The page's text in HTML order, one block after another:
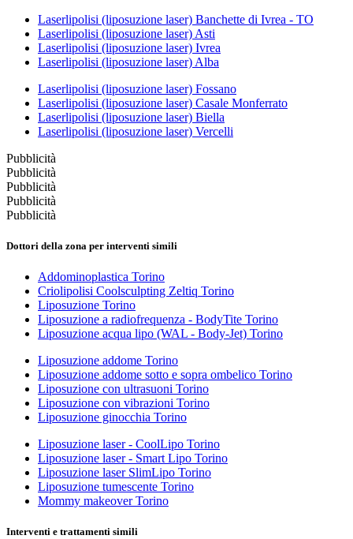
Laserlipolisi (liposuzione laser) Banchette di Ivrea - TO
Laserlipolisi (liposuzione laser) Asti
Laserlipolisi (liposuzione laser) Ivrea
Laserlipolisi (liposuzione laser) Alba
Laserlipolisi (liposuzione laser) Fossano
Laserlipolisi (liposuzione laser) Casale Monferrato
Laserlipolisi (liposuzione laser) Biella
Laserlipolisi (liposuzione laser) Vercelli
Pubblicità
Pubblicità
Pubblicità
Pubblicità
Pubblicità
Dottori della zona per interventi simili
Addominoplastica Torino
Criolipolisi Coolsculpting Zeltiq Torino
Liposuzione Torino
Liposuzione a radiofrequenza - BodyTite Torino
Liposuzione acqua lipo (WAL - Body-Jet) Torino
Liposuzione addome Torino
Liposuzione addome sotto e sopra ombelico Torino
Liposuzione con ultrasuoni Torino
Liposuzione con vibrazioni Torino
Liposuzione ginocchia Torino
Liposuzione laser - CoolLipo Torino
Liposuzione laser - Smart Lipo Torino
Liposuzione laser SlimLipo Torino
Liposuzione tumescente Torino
Mommy makeover Torino
Interventi e trattamenti simili